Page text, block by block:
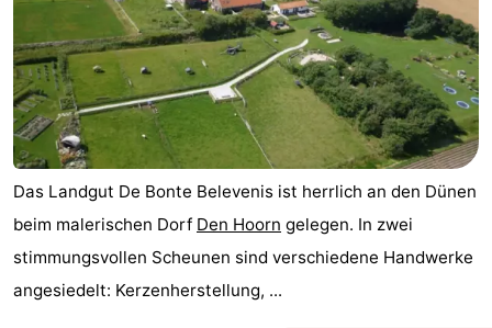
Natur
Schoorlse
Duinen
-
Bergen
aan
Zee
-
Bergen
-
Alkmaar
-
Egmond
-
Das Landgut De Bonte Belevenis ist herrlich an den Dünen
beim malerischen Dorf Den Hoorn gelegen. In zwei
stimmungsvollen Scheunen sind verschiedene Handwerke
angesiedelt: Kerzenherstellung, ...